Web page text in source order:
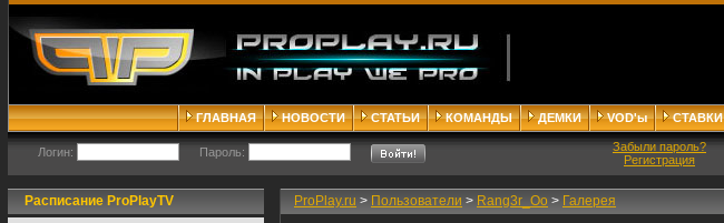
ГЛАВНАЯ НОВОСТИ СТАТЬИ КОМАНДЫ ДЕМКИ VOD'ы СТАВКИ
Логин: Пароль:
Забыли пароль?
Регистрация
Расписание ProPlayTV ProPlay.ru > Пользователи > Rang3r_Oo > Галерея